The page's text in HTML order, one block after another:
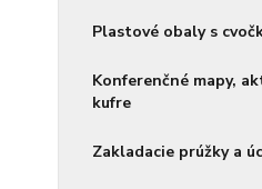
Plastové obaly s
Konferenčné mapy,
kufre
Zakladacie prúžky a